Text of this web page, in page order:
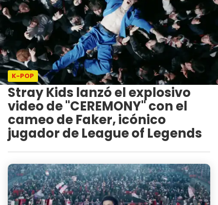
K-POP
Stray Kids lanzó el explosivo
video de "CEREMONY" con el
cameo de Faker, icónico
jugador de League of Legends